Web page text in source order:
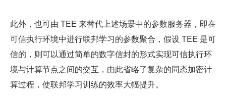
此外，也可由 TEE 来替代上述场景中的参数服务器，即在
可信执行环境中进行联邦学习的参数聚合，假设 TEE 是可
信的，则可以通过简单的数字信封的形式实现可信执行环
境与计算节点之间的交互，由此省略了复杂的同态加密计
算过程，使联邦学习训练的效率大幅提升。